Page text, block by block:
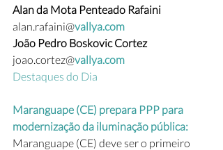
Alan da Mota Penteado Rafaini
alan.rafaini@vallya.com
João Pedro Boskovic Cortez
joao.cortez@vallya.com
Destaques do Dia
Maranguape (CE) prepara PPP para
modernização da iluminação pública:
Maranguape (CE) deve ser o primeiro